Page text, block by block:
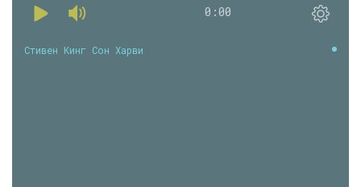
0:00
Стивен Кинг Сон Харви